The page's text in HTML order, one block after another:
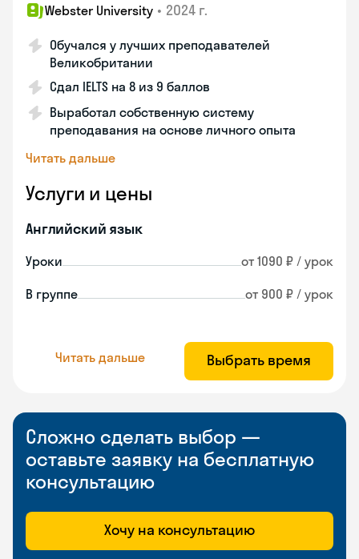
Webster University • 2024 г.
Обучался у лучших преподавателей
Великобритании
Сдал IELTS на 8 из 9 баллов
Выработал собственную систему
преподавания на основе личного опыта
Читать дальше
Услуги и цены
Английский язык
Уроки от 1090 ₽ / урок
В группе от 900 ₽ / урок
Читать дальше Выбрать время
Сложно сделать выбор —
оставьте заявку на бесплатную
консультацию
Хочу на консультацию